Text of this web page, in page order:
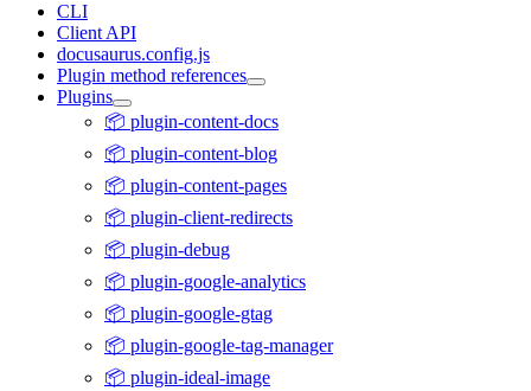
CLI
Client API
docusaurus.config.js
Plugin method references
Plugins
📦 plugin-content-docs
📦 plugin-content-blog
📦 plugin-content-pages
📦 plugin-client-redirects
📦 plugin-debug
📦 plugin-google-analytics
📦 plugin-google-gtag
📦 plugin-google-tag-manager
📦 plugin-ideal-image